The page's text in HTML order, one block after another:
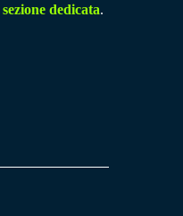
sezione dedicata.